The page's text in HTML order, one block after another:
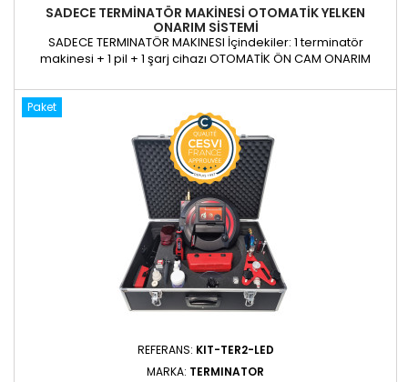
SADECE TERMİNATÖR MAKINESI OTOMATİK YELKEN
ONARIM SİSTEMİ
SADECE TERMINATÖR MAKINESI İçindekiler: 1 terminatör
makinesi + 1 pil + 1 şarj cihazı OTOMATİK ÖN CAM ONARIM
enjeksiyon işlemidir. O kadar sezgiseldir ki, ön camları günlük
olarak tamir etmeyen biri bile mükemmel onarımlar
gerçekleştirebilir. Operatörün artık ilerlemesini takip etmek
için...
Paket
REFERANS: KIT-TER2-LED
MARKA: TERMINATOR